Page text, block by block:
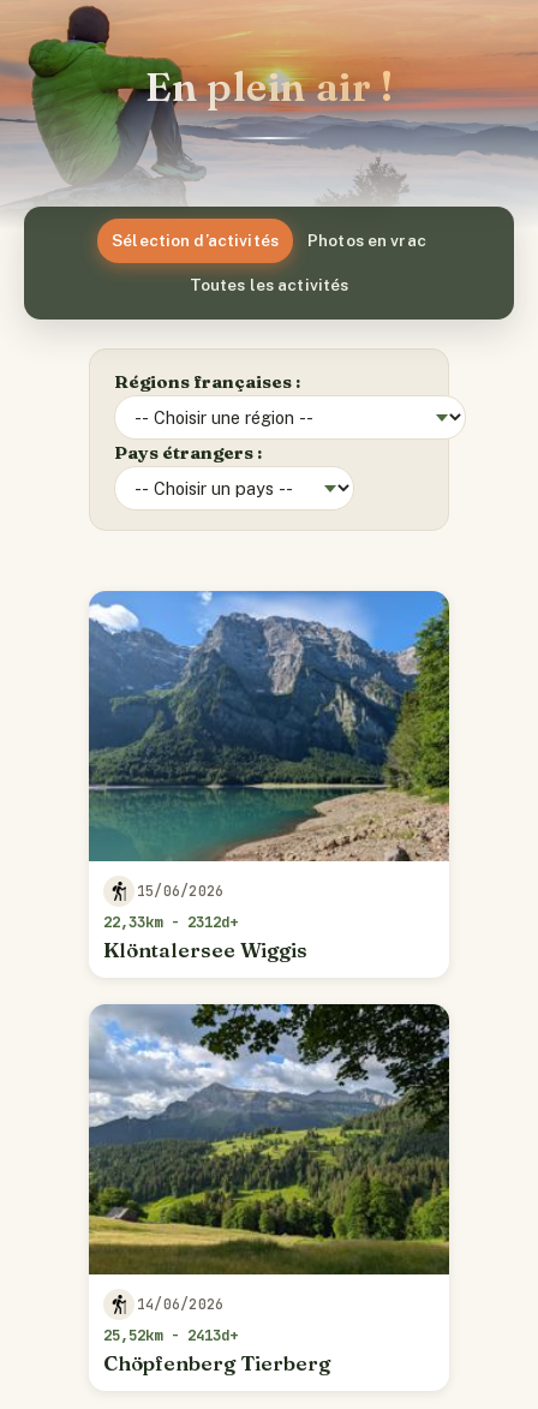
En plein air !
Sélection d’activités Photos en vrac
Toutes les activités
Régions françaises :
Pays étrangers :
15/06/2026
22,33km - 2312d+
Klöntalersee Wiggis
14/06/2026
25,52km - 2413d+
Chöpfenberg Tierberg